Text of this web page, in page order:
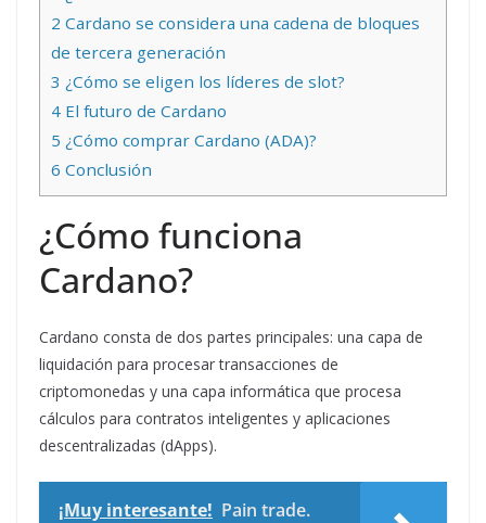
2 Cardano se considera una cadena de bloques
de tercera generación
3 ¿Cómo se eligen los líderes de slot?
4 El futuro de Cardano
5 ¿Cómo comprar Cardano (ADA)?
6 Conclusión
¿Cómo funciona
Cardano?
Cardano consta de dos partes principales: una capa de
liquidación para procesar transacciones de
criptomonedas y una capa informática que procesa
cálculos para contratos inteligentes y aplicaciones
descentralizadas (dApps).
¡Muy interesante! Pain trade.